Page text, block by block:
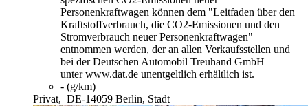
Personenkraftwagen können dem "Leitfaden über den
Kraftstoffverbrauch, die CO2-Emissionen und den
Stromverbrauch neuer Personenkraftwagen"
entnommen werden, der an allen Verkaufsstellen und
bei der Deutschen Automobil Treuhand GmbH
unter www.dat.de unentgeltlich erhältlich ist.
- (g/km)
Privat, DE-14059 Berlin, Stadt